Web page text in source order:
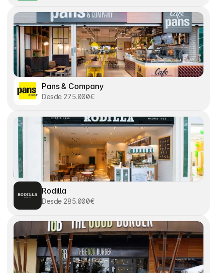
Pans & Company
Desde 275.000€
Rodilla
Desde 285.000€